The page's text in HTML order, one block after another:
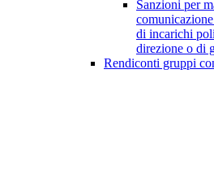
Sanzioni per
di incarichi
direzione o di
Rendiconti gruppi